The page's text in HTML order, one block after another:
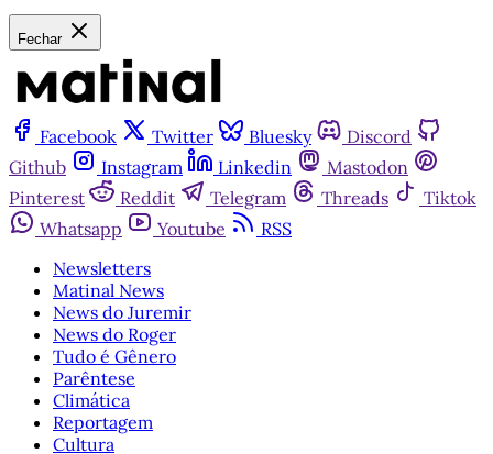
Fechar
Facebook Twitter Bluesky
Discord
Github
Instagram Linkedin
Mastodon
Pinterest
Reddit Telegram Threads
Tiktok
Whatsapp
Youtube
RSS
Newsletters
Matinal News
News do Juremir
News do Roger
Tudo é Gênero
Parêntese
Climática
Reportagem
Cultura